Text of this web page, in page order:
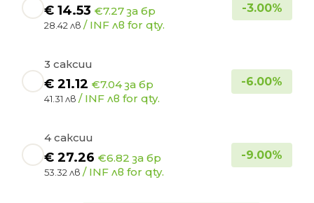
€ 14.53 €7.27 за бр
28.42 лв / INF лв for qty.
-3.00%
3 саксии
€ 21.12 €7.04 за бр
41.31 лв / INF лв for qty.
-6.00%
4 саксии
€ 27.26 €6.82 за бр
53.32 лв / INF лв for qty.
-9.00%